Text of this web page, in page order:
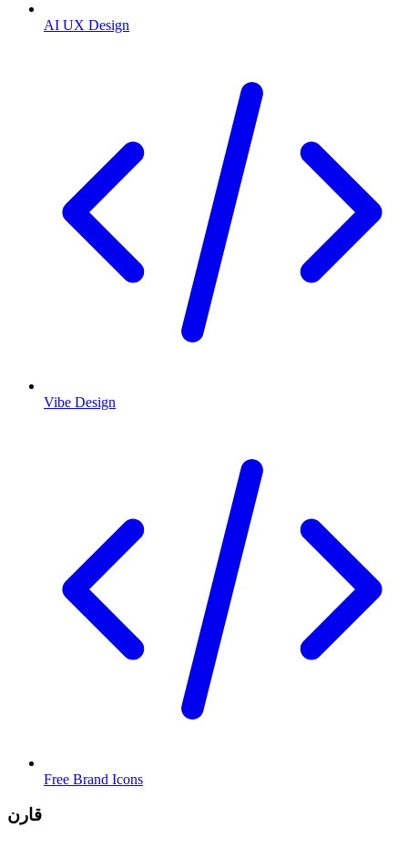
AI UX Design
Vibe Design
Free Brand Icons
قارن